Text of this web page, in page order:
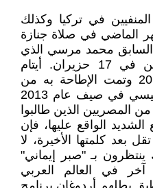
في تركيا وكذلك
الماضي في صلاة جنازة
السابق محمد مرسي الذي
توفي في القاهرة يوم الإثنين في 17 حزيران. أيتام
رئيسهم الذي إنتخب عام 2012 وتمت الإطاحة به من
قبل المارشال عبد الفتاح السيسي في صيف عام 2013
المصريين الذين طالبوا
الشديد الواقع عليها، فإن
بعد كلمتها الأخيرة، لا
بـ "صبر إيماني"
في العالم العربي